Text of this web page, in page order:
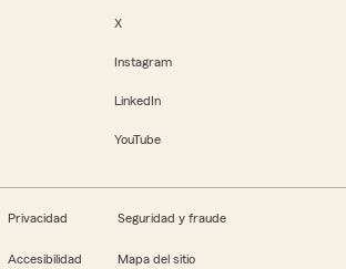
X
Instagram
LinkedIn
YouTube
Privacidad Seguridad y fraude
Accesibilidad Mapa del sitio